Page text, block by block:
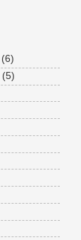
(6)
(5)